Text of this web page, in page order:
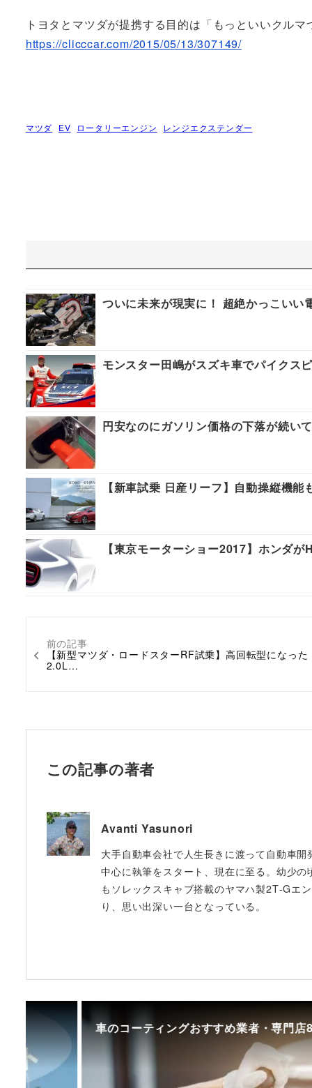
トヨタとマツダが提携する目的は「もっといいクルマ
https://clicccar.com/2015/05/13/307149/
マツダ EV ロータリーエンジン レンジエクステンダー
前の記事
【新型マツダ・ロードスターRF試乗】高回転型になった
2.0L…
ついに未来が現実に！ 超絶かっこい
モンスター田嶋がスズキ車でパイクス
円安なのにガソリン価格の下落が続い
【新車試乗 日産リーフ】自動操縦機
【東京モーターショー2017】ホンダ
この記事の著者
Avanti Yasunori
大手自動車会社で人生長きに渡って自動車
中心に執筆をスタート、現在に至る。幼少
もソレックスキャブ搭載のヤマハ製2T‐Gエ
り、思い出深い一台となっている。
車のコーティングおすすめ業者・専門